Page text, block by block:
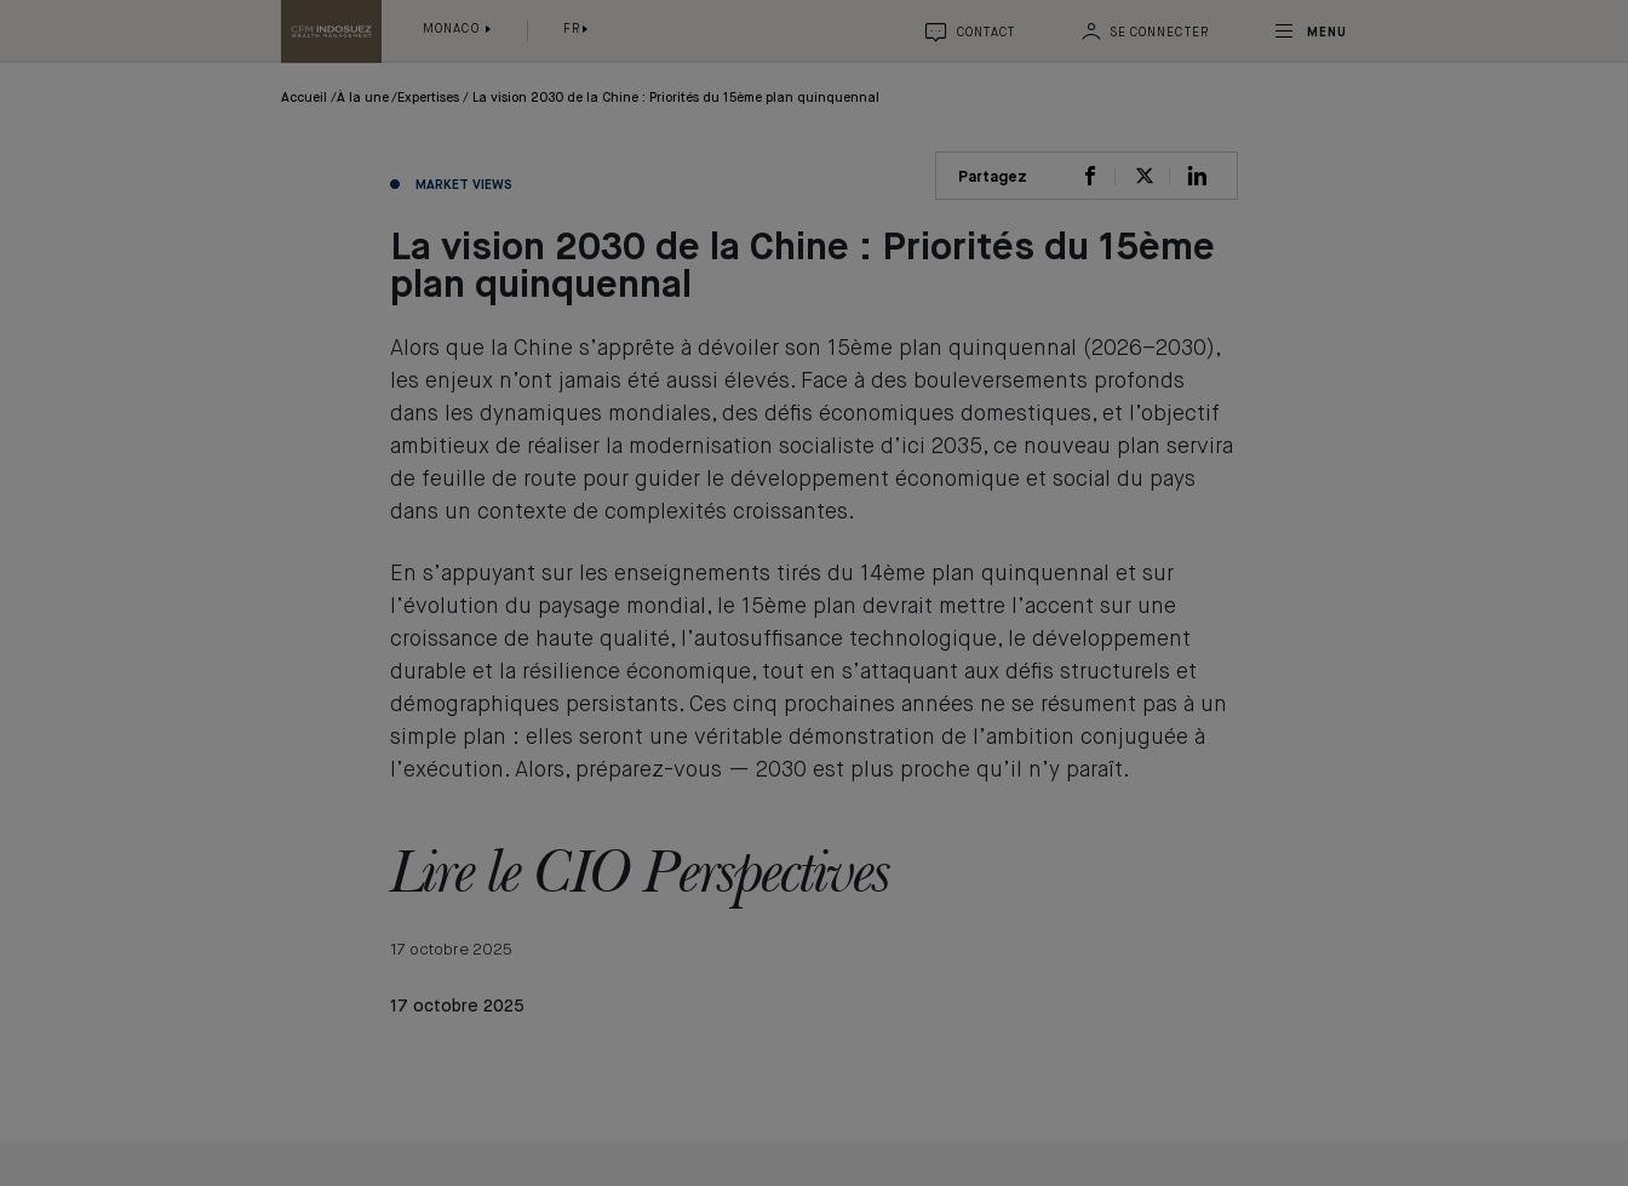
MONACO FR CONTACT SE CONNECTER MENU
Accueil À la une Expertises La vision 2030 de la Chine : Priorités du 15ème plan quinquennal
MARKET VIEWS Partagez
La vision 2030 de la Chine : Priorités du 15ème
plan quinquennal
Alors que la Chine s’apprête à dévoiler son 15ème plan quinquennal (2026–2030),
les enjeux n’ont jamais été aussi élevés. Face à des bouleversements profonds
dans les dynamiques mondiales, des défis économiques domestiques, et l’objectif
ambitieux de réaliser la modernisation socialiste d’ici 2035, ce nouveau plan servira
de feuille de route pour guider le développement économique et social du pays
dans un contexte de complexités croissantes.
En s’appuyant sur les enseignements tirés du 14ème plan quinquennal et sur
l’évolution du paysage mondial, le 15ème plan devrait mettre l’accent sur une
croissance de haute qualité, l’autosuffisance technologique, le développement
durable et la résilience économique, tout en s’attaquant aux défis structurels et
démographiques persistants. Ces cinq prochaines années ne se résument pas à un
simple plan : elles seront une véritable démonstration de l’ambition conjuguée à
l’exécution. Alors, préparez-vous — 2030 est plus proche qu’il n’y paraît.
Lire le CIO Perspectives
17 octobre 2025
17 octobre 2025